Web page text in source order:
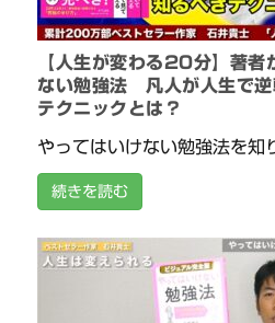
【人生が変わる20分】著者
ない勉強法 凡人が人生で逆
テクニックとは？
やってはいけない勉強法を知
続きを読む